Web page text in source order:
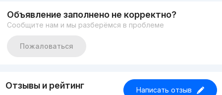
Объявление заполнено не корректно?
Сообщите нам и мы разберёмся в проблеме
Пожаловаться
Отзывы и рейтинг Написать отзыв